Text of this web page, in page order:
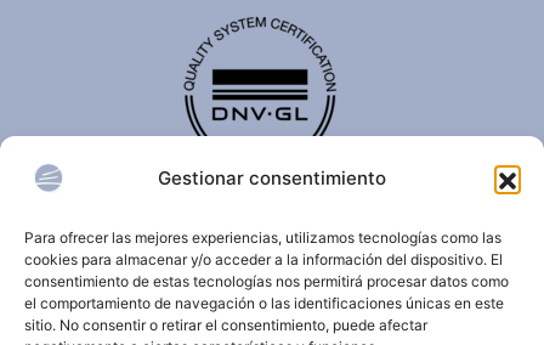
Gestionar consentimiento
Para ofrecer las mejores experiencias, utilizamos tecnologías como las
cookies para almacenar y/o acceder a la información del dispositivo. El
consentimiento de estas tecnologías nos permitirá procesar datos como
el comportamiento de navegación o las identificaciones únicas en este
sitio. No consentir o retirar el consentimiento, puede afectar
internacionalmente y confirma que una organización
cumple con estándares de calidad, seguridad,
sostenibilidad y/o gestión.